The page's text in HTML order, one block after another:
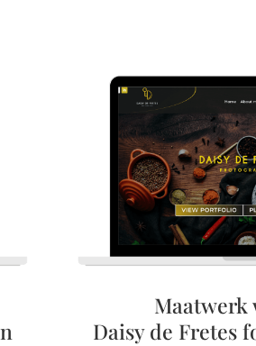
Maatwerk
Daisy de Fretes